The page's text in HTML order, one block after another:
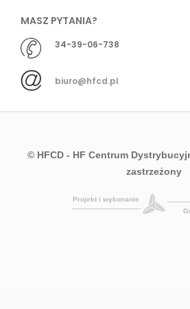
MASZ PYTANIA?
34-39-06-738
biuro@hfcd.pl
© HFCD - HF Centrum
zastrzeżony
Projekt i wykonanie